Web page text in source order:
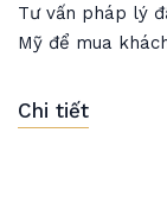
Tư vấn pháp lý
Mỹ để mua
Chi tiết